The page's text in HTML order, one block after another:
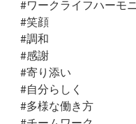
#ワークライフハーモ
#笑顔
#調和
#感謝
#寄り添い
#自分らしく
#多様な働き方